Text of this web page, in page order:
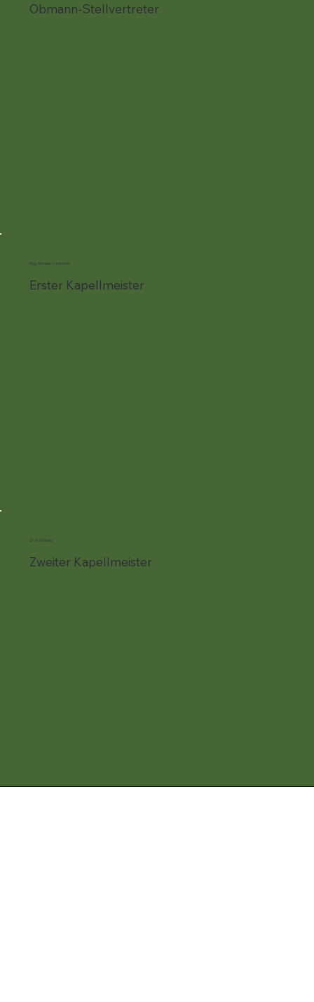
Obmann-Stellvertreter
Mag. Michael Schachner
Erster Kapellmeister
Dr. Adi Marold
Zweiter Kapellmeister